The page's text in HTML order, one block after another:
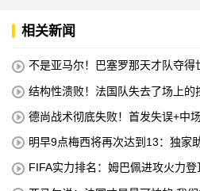
相关新闻
不是亚马尔！巴塞罗那天才队夺得
结构性溃败！法国队失去了场上的
德尚战术彻底失败！首发失误+中
明早9点梅西将再次达到13：独家
FIFA实力排名：姆巴佩进攻火力